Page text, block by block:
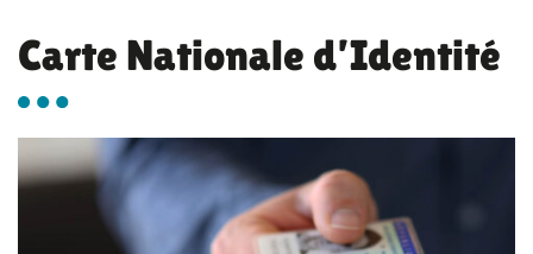
Carte Nationale d’Identité